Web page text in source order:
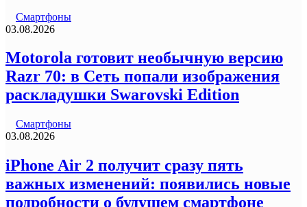
Смартфоны
03.08.2026
Motorola готовит необычную версию
Razr 70: в Сеть попали изображения
раскладушки Swarovski Edition
Смартфоны
03.08.2026
iPhone Air 2 получит сразу пять
важных изменений: появились новые
подробности о будущем смартфоне